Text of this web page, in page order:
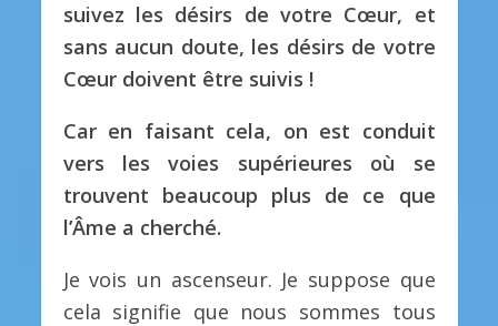
suivez les désirs de votre Cœur, et
sans aucun doute, les désirs de votre
Cœur doivent être suivis !
Car en faisant cela, on est conduit
vers les voies supérieures où se
trouvent beaucoup plus de ce que
l’Âme a cherché.
Je vois un ascenseur. Je suppose que
cela signifie que nous sommes tous